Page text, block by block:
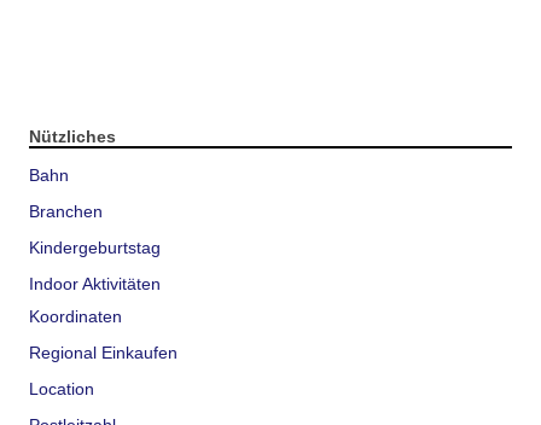
Nützliches
Bahn
Branchen
Kindergeburtstag
Indoor Aktivitäten
Koordinaten
Regional Einkaufen
Location